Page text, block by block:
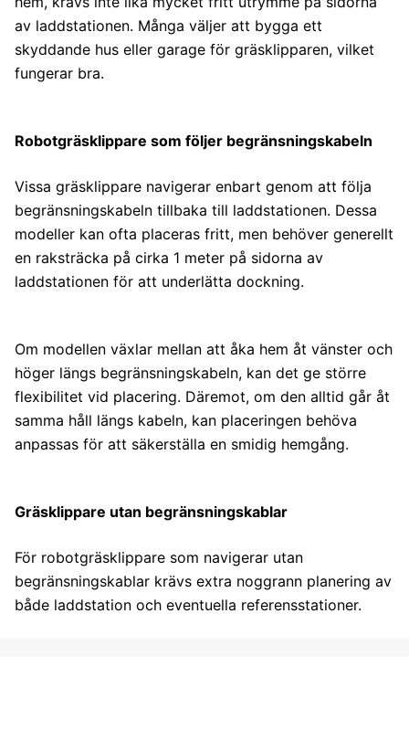
av laddstationen. Många väljer att bygga ett
skyddande hus eller garage för gräsklipparen, vilket
fungerar bra.
Robotgräsklippare som följer begränsningskabeln
Vissa gräsklippare navigerar enbart genom att följa
begränsningskabeln tillbaka till laddstationen. Dessa
modeller kan ofta placeras fritt, men behöver generellt
en raksträcka på cirka 1 meter på sidorna av
laddstationen för att underlätta dockning.
Om modellen växlar mellan att åka hem åt vänster och
höger längs begränsningskabeln, kan det ge större
flexibilitet vid placering. Däremot, om den alltid går åt
samma håll längs kabeln, kan placeringen behöva
anpassas för att säkerställa en smidig hemgång.
Gräsklippare utan begränsningskablar
För robotgräsklippare som navigerar utan
begränsningskablar krävs extra noggrann planering av
både laddstation och eventuella referensstationer.